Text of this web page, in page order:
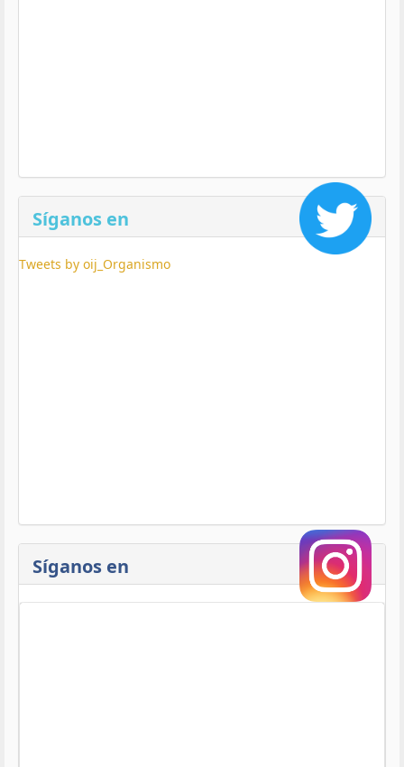
Síganos en
Tweets by oij_Organismo
Síganos en